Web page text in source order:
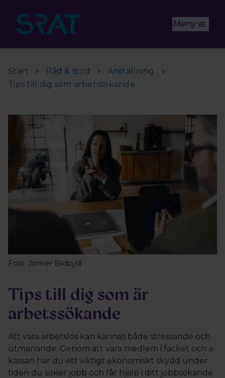
Meny
Start Råd & stöd
Anställning
Tips till dig som arbetssökande
Foto: Johnér Bildbyrå
Tips till dig som är
arbetssökande
Att vara arbetslös kan kännas både stressande och
utmanande. Genom att vara medlem i facket och a-
kassan har du ett viktigt ekonomiskt skydd under
tiden du söker jobb och får hjälp i ditt jobbsökande.